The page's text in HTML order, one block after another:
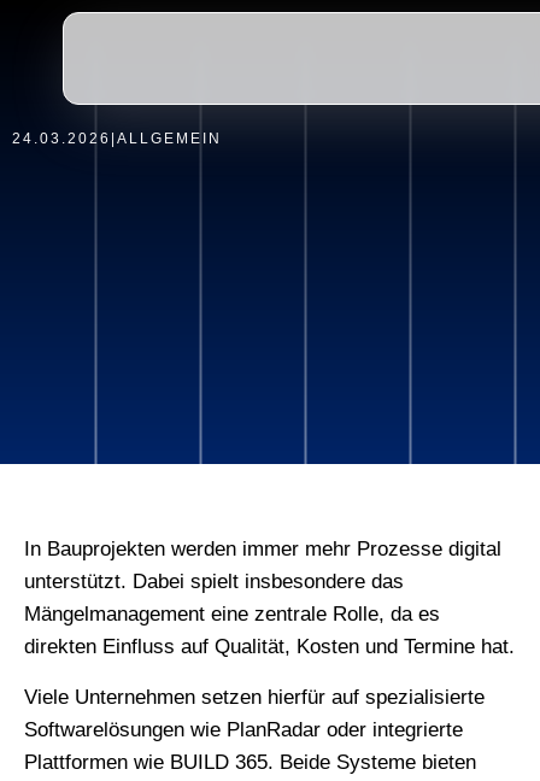
24.03.2026 ALLGEMEIN
In Bauprojekten werden immer mehr Prozesse digital
unterstützt. Dabei spielt insbesondere das
Mängelmanagement eine zentrale Rolle, da es
direkten Einfluss auf Qualität, Kosten und Termine hat.
Viele Unternehmen setzen hierfür auf spezialisierte
Softwarelösungen wie PlanRadar oder integrierte
Plattformen wie BUILD 365. Beide Systeme bieten